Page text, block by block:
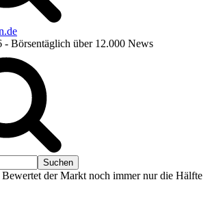
- Börsentäglich über 12.000 News
der Markt noch immer nur die Hälfte